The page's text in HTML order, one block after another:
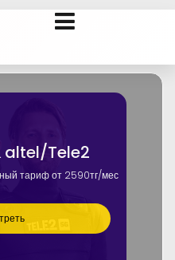
altel/Tele2
тариф от 2590тг/мес